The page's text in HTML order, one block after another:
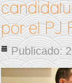
por el PJ
Publicado: